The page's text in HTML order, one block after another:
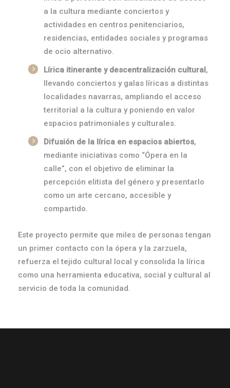
a la cultura mediante conciertos y
actividades en centros penitenciarios,
residencias, entidades sociales y programas
de ocio alternativo.
Lírica itinerante y descentralización cultural,
llevando conciertos y galas líricas a distintas
localidades navarras, ampliando el acceso
territorial a la cultura y poniendo en valor
espacios patrimoniales y culturales.
Difusión de la lírica en espacios abiertos,
mediante iniciativas como “Ópera en la
calle”, con el objetivo de eliminar la
percepción elitista del género y presentarlo
como un arte cercano, accesible y
compartido.
Este proyecto permite que miles de personas tengan
un primer contacto con la ópera y la zarzuela,
refuerza el tejido cultural local y consolida la lírica
como una herramienta educativa, social y cultural al
servicio de toda la comunidad.